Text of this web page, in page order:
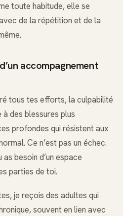
toute habitude, elle se
de la répétition et de la
accompagnement
tous tes efforts, la culpabilité
des blessures plus
profondes qui résistent aux
Ce n’est pas un échec.
besoin d’un espace
parties de toi.
je reçois des adultes qui
souvent en lien avec